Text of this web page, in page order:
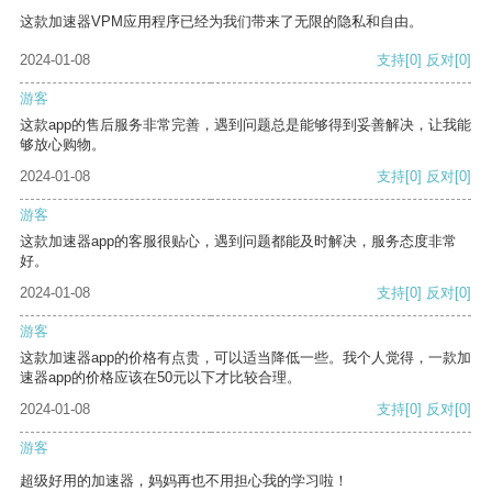
这款加速器VPM应用程序已经为我们带来了无限的隐私和自由。
2024-01-08 支持[0] 反对[0]
游客
这款app的售后服务非常完善，遇到问题总是能够得到妥善解决，让我能
够放心购物。
2024-01-08
支持[0] 反对[0]
游客
这款加速器app的客服很贴心，遇到问题都能及时解决，服务态度非常
好。
2024-01-08
支持[0] 反对[0]
游客
这款加速器app的价格有点贵，可以适当降低一些。我个人觉得，一款加
速器app的价格应该在50元以下才比较合理。
2024-01-08
支持[0] 反对[0]
游客
超级好用的加速器，妈妈再也不用担心我的学习啦！